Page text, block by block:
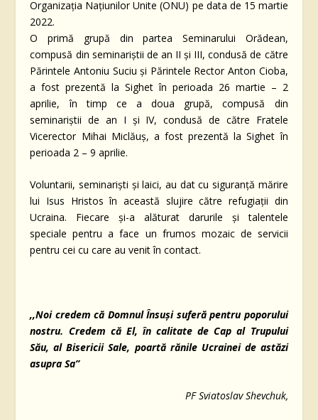
Organizația Națiunilor Unite (ONU) pe data de 15 martie
2022.
O primă grupă din partea Seminarului Orădean,
compusă din seminariștii de an II și III, condusă de către
Părintele Antoniu Suciu și Părintele Rector Anton Cioba,
a fost prezentă la Sighet în perioada 26 martie – 2
aprilie, în timp ce a doua grupă, compusă din
seminariștii de an I și IV, condusă de către Fratele
Vicerector Mihai Miclăuș, a fost prezentă la Sighet în
perioada 2 – 9 aprilie.
Voluntarii, seminariști și laici, au dat cu siguranță mărire
lui Isus Hristos în această slujire către refugiații din
Ucraina. Fiecare și-a alăturat darurile și talentele
speciale pentru a face un frumos mozaic de servicii
pentru cei cu care au venit în contact.
,,Noi credem că Domnul Însuși suferă pentru poporului
nostru. Credem că El, în calitate de Cap al Trupului
Său, al Bisericii Sale, poartă rănile Ucrainei de astăzi
asupra Sa”
PF Sviatoslav Shevchuk,